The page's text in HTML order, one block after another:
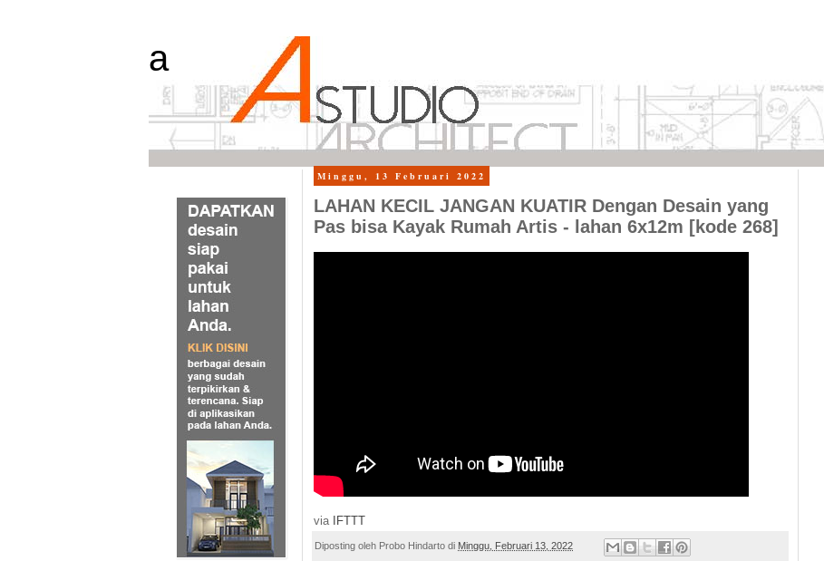
a
Minggu, 13 Februari 2022
LAHAN KECIL JANGAN KUATIR Dengan Desain yang
Pas bisa Kayak Rumah Artis - lahan 6x12m [kode 268]
via IFTTT
Diposting oleh Probo Hindarto di Minggu, Februari 13, 2022